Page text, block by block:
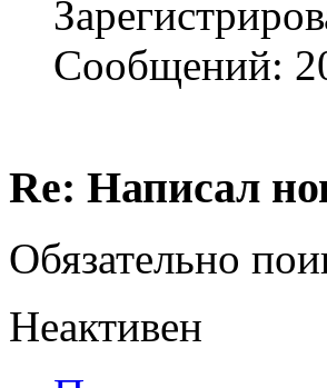
Сообщений:
Re: Написал
Обязательно
Неактивен